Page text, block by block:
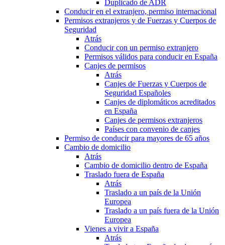
Duplicado de ADR
Conducir en el extranjero, permiso internacional
Permisos extranjeros y de Fuerzas y Cuerpos de
Seguridad
Atrás
Conducir con un permiso extranjero
Permisos válidos para conducir en España
Canjes de permisos
Atrás
Canjes de Fuerzas y Cuerpos de
Seguridad Españoles
Canjes de diplomáticos acreditados
en España
Canjes de permisos extranjeros
Países con convenio de canjes
Permiso de conducir para mayores de 65 años
Cambio de domicilio
Atrás
Cambio de domicilio dentro de España
Traslado fuera de España
Atrás
Traslado a un país de la Unión
Europea
Traslado a un país fuera de la Unión
Europea
Vienes a vivir a España
Atrás